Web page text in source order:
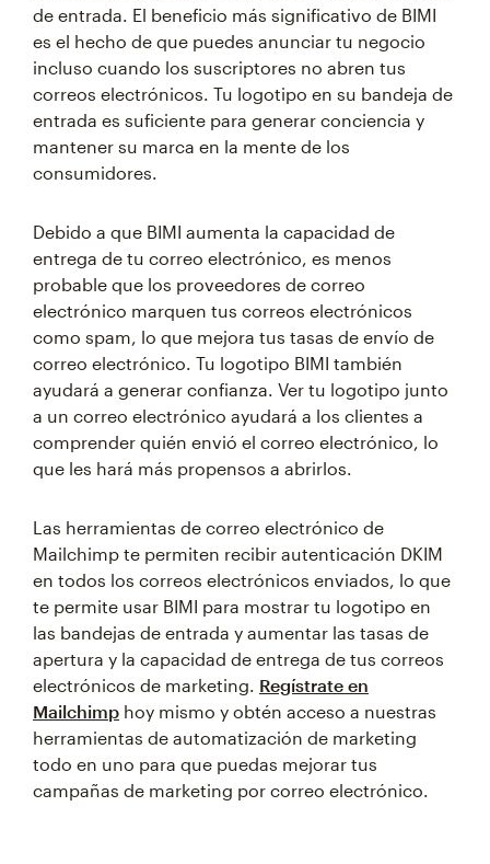
de entrada. El beneficio más significativo de BIMI
es el hecho de que puedes anunciar tu negocio
incluso cuando los suscriptores no abren tus
correos electrónicos. Tu logotipo en su bandeja de
entrada es suficiente para generar conciencia y
mantener su marca en la mente de los
consumidores.
Debido a que BIMI aumenta la capacidad de
entrega de tu correo electrónico, es menos
probable que los proveedores de correo
electrónico marquen tus correos electrónicos
como spam, lo que mejora tus tasas de envío de
correo electrónico. Tu logotipo BIMI también
ayudará a generar confianza. Ver tu logotipo junto
a un correo electrónico ayudará a los clientes a
comprender quién envió el correo electrónico, lo
que les hará más propensos a abrirlos.
Las herramientas de correo electrónico de
Mailchimp te permiten recibir autenticación DKIM
en todos los correos electrónicos enviados, lo que
te permite usar BIMI para mostrar tu logotipo en
las bandejas de entrada y aumentar las tasas de
apertura y la capacidad de entrega de tus correos
electrónicos de marketing. Regístrate en
Mailchimp hoy mismo y obtén acceso a nuestras
herramientas de automatización de marketing
todo en uno para que puedas mejorar tus
campañas de marketing por correo electrónico.